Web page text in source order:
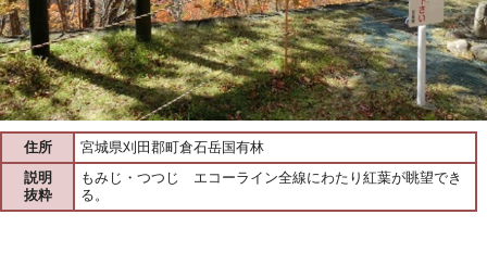
住所
宮城県刈田郡町倉石岳国有林
説明
抜粋
もみじ・つつじ エコーライン全線にわたり紅葉が眺望でき
る。